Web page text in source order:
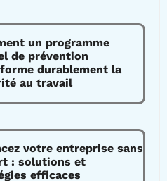
un programme
de prévention
durablement la
au travail
votre entreprise sans
: solutions et
efficaces